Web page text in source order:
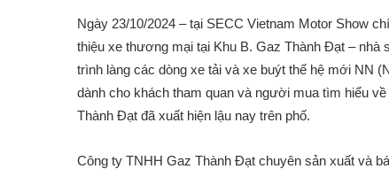
Ngày 23/10/2024 – tại SECC Vietnam Motor Show
thiệu xe thương mại tại Khu B. Gaz Thành Đạt – nhà
trình làng các dòng xe tải và xe buýt thế hệ mới NN
dành cho khách tham quan và người mua tìm hiểu
Thành Đạt đã xuất hiện lậu nay trên phố.
Công ty TNHH Gaz Thành Đạt chuyên sản xuất và